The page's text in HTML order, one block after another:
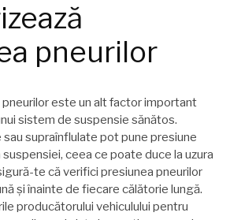
pneurilor
este un alt factor important
sistem de suspensie sănătos.
supraînflulate pot pune presiune
ceea ce poate duce la uzura
te că verifici presiunea pneurilor
și înainte de fiecare călătorie lungă.
producătorului vehiculului pentru